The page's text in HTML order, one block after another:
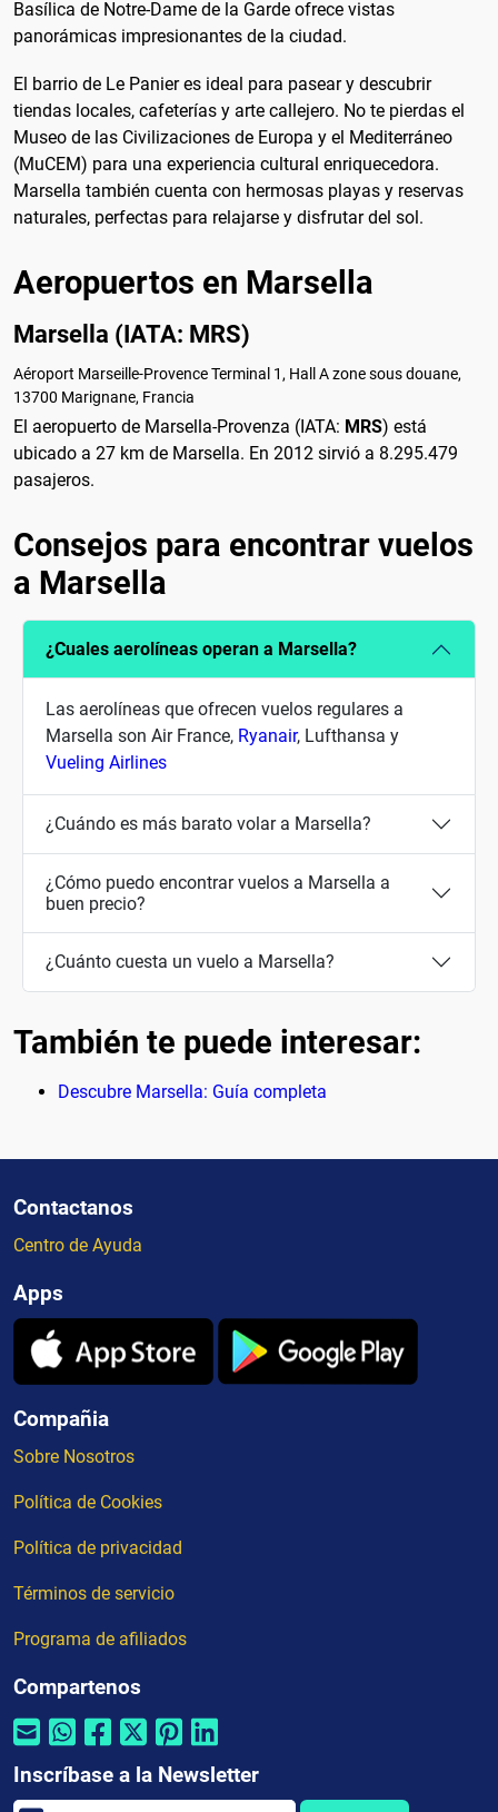
Basílica de Notre-Dame de la Garde ofrece vistas
panorámicas impresionantes de la ciudad.
El barrio de Le Panier es ideal para pasear y descubrir
tiendas locales, cafeterías y arte callejero. No te pierdas el
Museo de las Civilizaciones de Europa y el Mediterráneo
(MuCEM) para una experiencia cultural enriquecedora.
Marsella también cuenta con hermosas playas y reservas
naturales, perfectas para relajarse y disfrutar del sol.
Aeropuertos en Marsella
Marsella (IATA: MRS)
Aéroport Marseille-Provence Terminal 1, Hall A zone sous douane,
13700 Marignane, Francia
El aeropuerto de Marsella-Provenza (IATA: MRS) está
ubicado a 27 km de Marsella. En 2012 sirvió a 8.295.479
pasajeros.
Consejos para encontrar vuelos
a Marsella
¿Cuales aerolíneas operan a Marsella?
Las aerolíneas que ofrecen vuelos regulares a
Marsella son Air France, Ryanair, Lufthansa y
Vueling Airlines
¿Cuándo es más barato volar a Marsella?
¿Cómo puedo encontrar vuelos a Marsella a
buen precio?
¿Cuánto cuesta un vuelo a Marsella?
También te puede interesar:
Descubre Marsella: Guía completa
Contactanos
Centro de Ayuda
Apps
Compañia
Sobre Nosotros
Política de Cookies
Política de privacidad
Términos de servicio
Programa de afiliados
Compartenos
Inscríbase a la Newsletter